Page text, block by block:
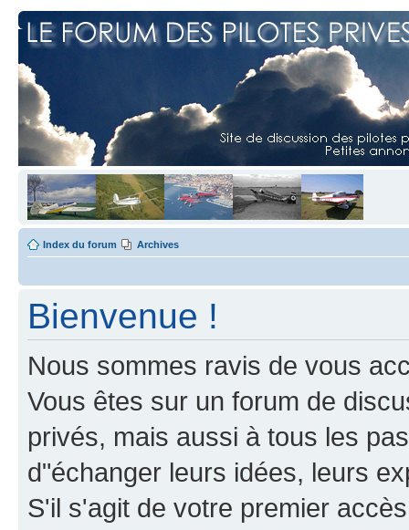
Index du forum Archives
Bienvenue !
Nous sommes ravis de vous
Vous êtes sur un forum de
privés, mais aussi à tous les
d"échanger leurs idées, leurs
S'il s'agit de votre premier